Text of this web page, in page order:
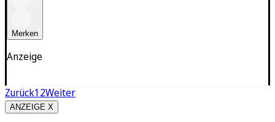
Anzeige
Merken
Zurück12Weiter
ANZEIGE X